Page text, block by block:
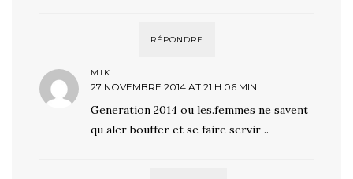
RÉPONDRE
MIK
27 NOVEMBRE 2014 AT 21 H 06 MIN
Generation 2014 ou les.femmes ne savent
qu aler bouffer et se faire servir ..